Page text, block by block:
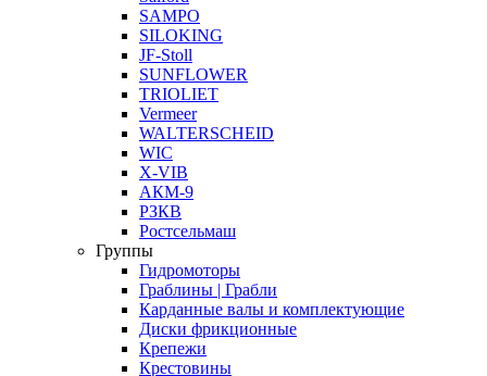
SAMPO
SILOKING
JF-Stoll
SUNFLOWER
TRIOLIET
Vermeer
WALTERSCHEID
WIC
X-VIB
АКМ-9
РЗКВ
Ростсельмаш
Группы
Гидромоторы
Граблины | Грабли
Карданные валы и комплектующие
Диски фрикционные
Крепежи
Крестовины